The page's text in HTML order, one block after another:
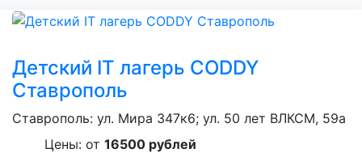
Детский IT лагерь CODDY
Ставрополь
Ставрополь: ул. Мира 347к6; ул. 50 лет ВЛКСМ, 59а
Цены: от 16500 рублей